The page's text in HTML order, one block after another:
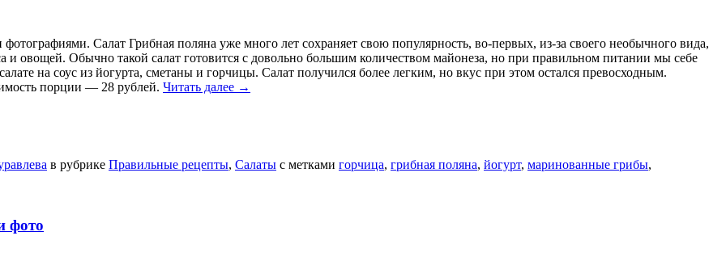
Салат Грибная поляна уже много лет сохраняет свою популярность, во-первых, из-за своего необычного вида,
и овощей. Обычно такой салат готовится с довольно большим количеством майонеза, но при правильном питании мы себе
на соус из йогурта, сметаны и горчицы. Салат получился более легким, но вкус при этом остался превосходным.
порции — 28 рублей. Читать далее →
в рубрике Правильные рецепты, Салаты с метками горчица, грибная поляна, йогурт, маринованные грибы,
фото